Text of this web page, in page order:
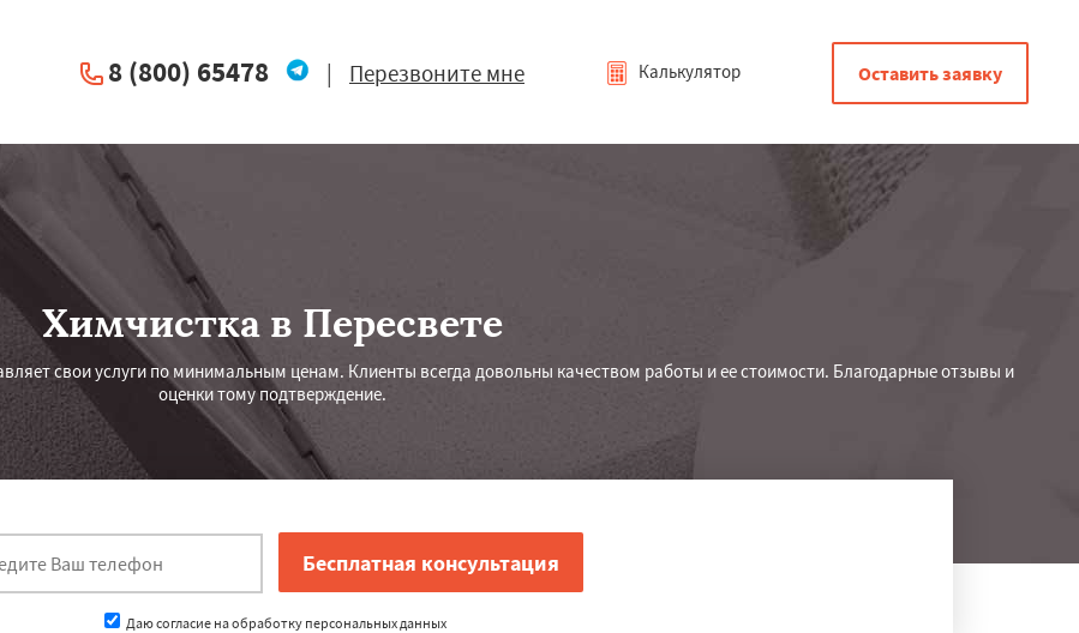
8 (800) 65478 | Перезвоните мне Калькулятор Оставить заявку
Химчистка в Пересвете
свои услуги по минимальным ценам. Клиенты всегда довольны качеством работы и ее стоимости. Благодарные отзывы и
оценки тому подтверждение.
Даю согласие на обработку персональных данных